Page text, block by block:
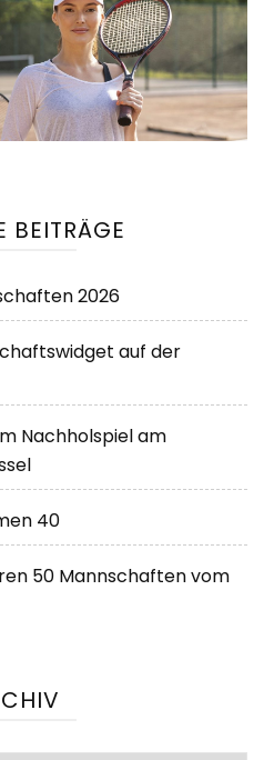
BEITRÄGE
2026
auf der
Nachholspiel am
40
50 Mannschaften vom